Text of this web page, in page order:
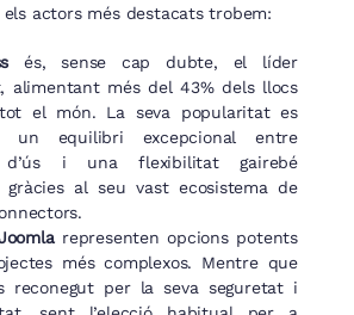
actors més destacats trobem:
és, sense cap dubte, el líder
alimentant més del 43% dels llocs
el món. La seva popularitat es
un equilibri excepcional entre
i una flexibilitat gairebé
gràcies al seu vast ecosistema de
representen opcions potents
més complexos. Mentre que
reconegut per la seva seguretat i